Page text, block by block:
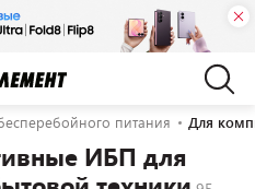
питания Для
ИБП для